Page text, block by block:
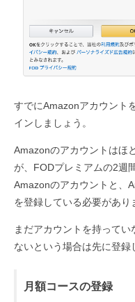
すでにAmazonアカウント
インしましょう。
Amazonのアカウントはほ
が、FODプレミアムの2週
Amazonのアカウントと、
を登録している必要があり
まだアカウントを持って
ないという場合は先に登録
月額コースの登録